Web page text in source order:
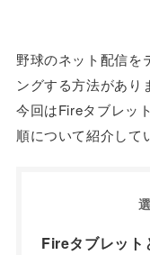
野球のネット配信を
ングする方法があり
今回はFireタブレッ
順について紹介して
Fireタブレット